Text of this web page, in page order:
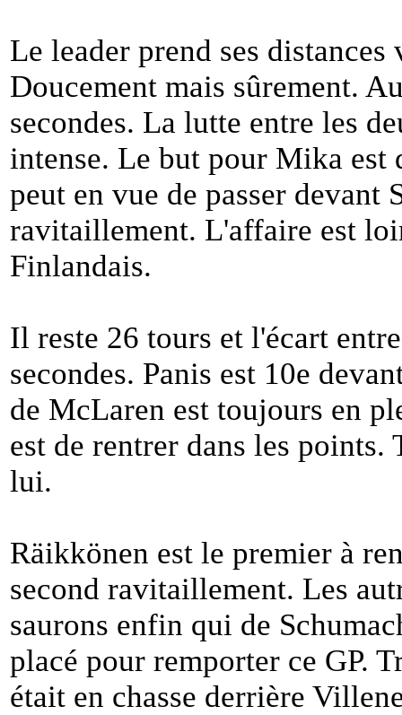
Le leader prend ses
Doucement mais sûrement.
secondes. La lutte entre les
intense. Le but pour Mika
peut en vue de passer devant
ravitaillement. L'affaire est
Finlandais.
Il reste 26 tours et l'écart
secondes. Panis est 10e
de McLaren est toujours en
est de rentrer dans les points.
lui.
Räikkönen est le premier à
second ravitaillement. Les
saurons enfin qui de
placé pour remporter ce GP.
était en chasse derrière